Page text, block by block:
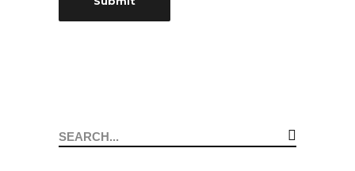
Search